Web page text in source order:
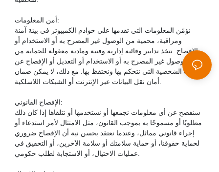
أمن المعلومات:
نؤمّن المعلومات التي تقدمها على خوادم الكمبيوتر في بيئة آمنة
ومراقبة، محمية من الوصول غير المصرح به أو الاستخدام أو
الإفصاح. نتخذ تدابير وقائية إدارية وفنية ومادية معقولة للحماية من
الوصول غير المصرح به أو الاستخدام أو التعديل أو الإفصاح عن
البيانات الشخصية التي نتحكم بها ونحتفظ بها. مع ذلك، لا يمكن ضمان
الإفصاح القانوني:
سنفصح عن أي معلومات نجمعها أو نستخدمها أو نتلقاها إذا كان ذلك
مطلوبًا أو مسموحًا به بموجب القانون، مثل الامتثال لأمر استدعاء أو
إجراء قانوني مماثل، وعندما نعتقد بحسن نية أن الإفصاح ضروري
لحماية حقوقنا، أو حماية سلامتك أو سلامة الآخرين، أو التحقيق في